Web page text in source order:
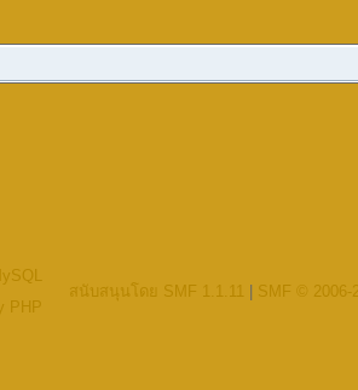
สนับสนุนโดย SMF 1.1.11 SMF © 2006-